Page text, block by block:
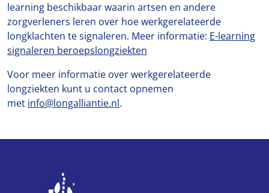
learning beschikbaar waarin artsen en andere
zorgverleners leren over hoe werkgerelateerde
longklachten te signaleren. Meer informatie: E-learning
signaleren beroepslongziekten
Voor meer informatie over werkgerelateerde
longziekten kunt u contact opnemen
met info@longalliantie.nl.